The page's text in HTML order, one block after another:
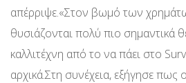
απέρριψε.«Στον βωμό των
θυσιάζονται πολύ πιο σημαντικά
καλλιτέχνη από το να πάει στο
αρχικά.Στη συνέχεια, εξήγησε πως